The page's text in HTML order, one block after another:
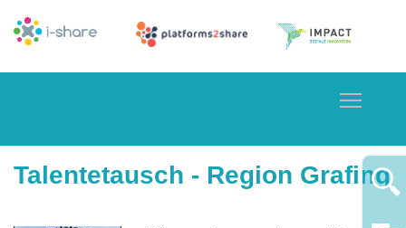
Talentetausch - Region Grafing